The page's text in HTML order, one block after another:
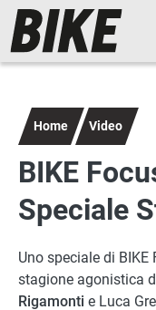
Salta al contenuto
Navigazione
Home Video
BIKE
Speciale
Uno speciale di
stagione agonistica
Rigamonti e Luca